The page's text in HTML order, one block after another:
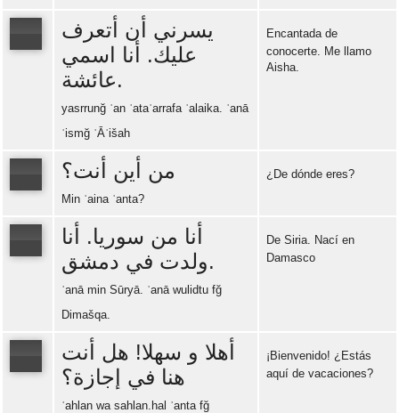
يسرني أن أتعرف
عليك. أنا اسمي
عائشة.
yasrrunğ ʾan ʾataʿarrafa ʿalaika. ʾanā
ʾismğ ʿĀʾišah
Encantada de
conocerte. Me llamo
Aisha.
من أين أنت؟
Min ʾaina ʾanta?
¿De dónde eres?
أنا من سوريا. أنا
ولدت في دمشق.
ʾanā min Sūryā. ʾanā wulidtu fğ
Dimašqa.
De Siria. Nací en
Damasco
أهلا و سهلا! هل أنت
هنا في إجازة؟
ʾahlan wa sahlan.hal ʾanta fğ
¡Bienvenido! ¿Estás
aquí de vacaciones?